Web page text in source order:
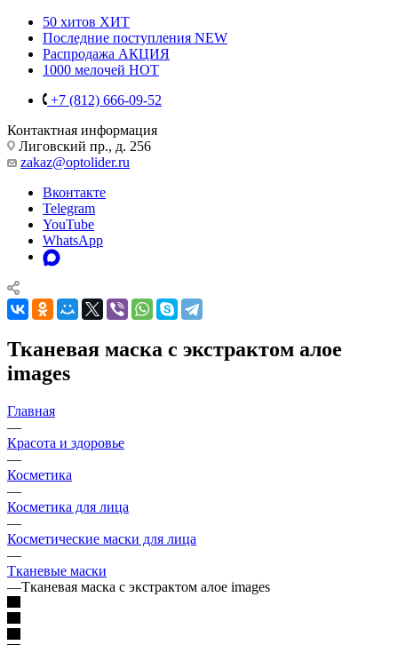
50 хитов ХИТ
Последние поступления NEW
Распродажа АКЦИЯ
1000 мелочей HOT
+7 (812) 666-09-52
Контактная информация
Лиговский пр., д. 256
zakaz@optolider.ru
Вконтакте
Telegram
YouTube
WhatsApp
Тканевая маска с экстрактом алое
images
Главная
—
Красота и здоровье
—
Косметика
—
Косметика для лица
—
Косметические маски для лица
—
Тканевые маски
—Тканевая маска с экстрактом алое images